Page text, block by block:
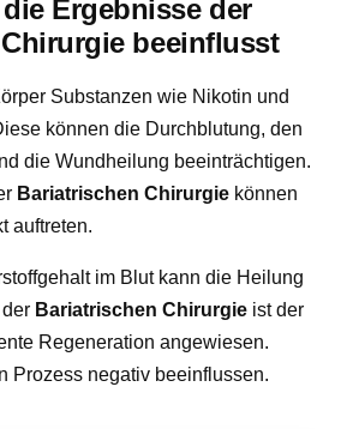
Ergebnisse der
beeinflusst
Substanzen wie Nikotin und
können die Durchblutung, den
die Wundheilung beeinträchtigen.
Bariatrischen Chirurgie können
auftreten.
im Blut kann die Heilung
Bariatrischen Chirurgie ist der
Regeneration angewiesen.
Prozess negativ beeinflussen.